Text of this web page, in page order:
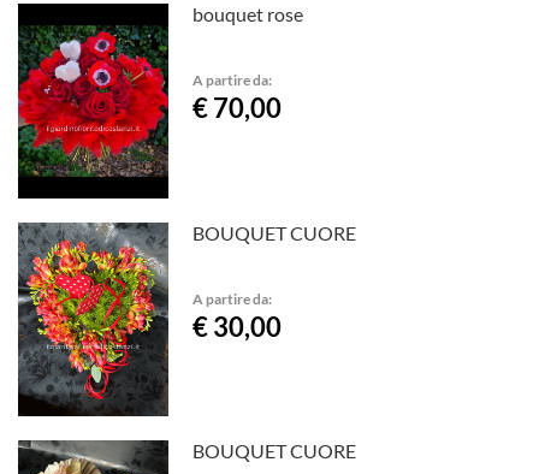
bouquet rose
A partire da:
€ 70,00
BOUQUET CUORE
A partire da:
€ 30,00
BOUQUET CUORE